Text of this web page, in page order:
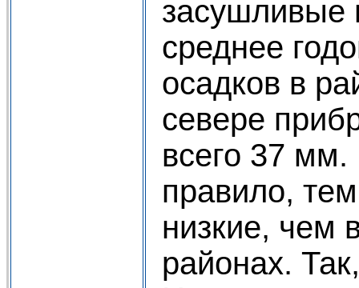
засушливые
среднее
осадков в
севере
всего 37
правило,
низкие, чем
районах.